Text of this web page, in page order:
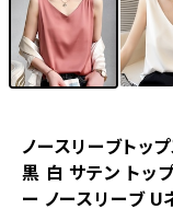
ノースリーブトッ
黒 白 サテン トッ
ー ノースリーブ U